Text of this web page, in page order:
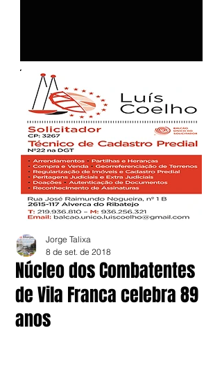
Núcleo dos Combatentes
de Vila Franca celebra 89
anos
Jorge Talixa
8 de set. de 2018